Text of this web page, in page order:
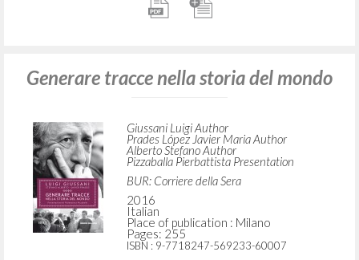
Generare tracce nella storia del mondo
Giussani Luigi Author
Prades López Javier Maria Author
Alberto Stefano Author
Pizzaballa Pierbattista Presentation
BUR: Corriere della Sera
2016
Italian
Place of publication : Milano
Pages: 255
ISBN : 9-7718247-569233-60007